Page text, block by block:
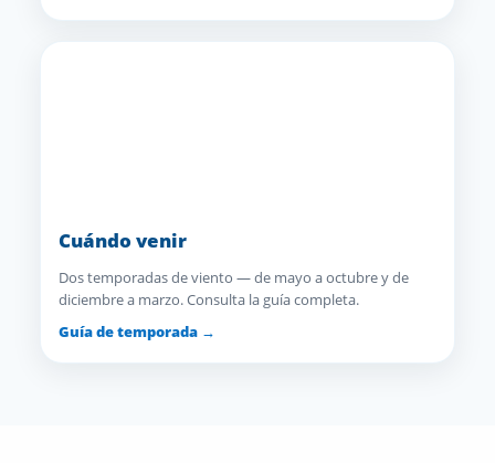
Cuándo venir
Dos temporadas de viento — de mayo a octubre y de
diciembre a marzo. Consulta la guía completa.
Guía de temporada →